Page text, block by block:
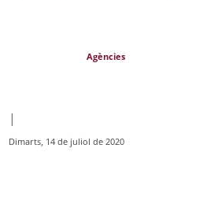
Agències
|
Dimarts, 14 de juliol de 2020